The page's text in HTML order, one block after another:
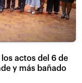
actos del 6 de
y más bañado